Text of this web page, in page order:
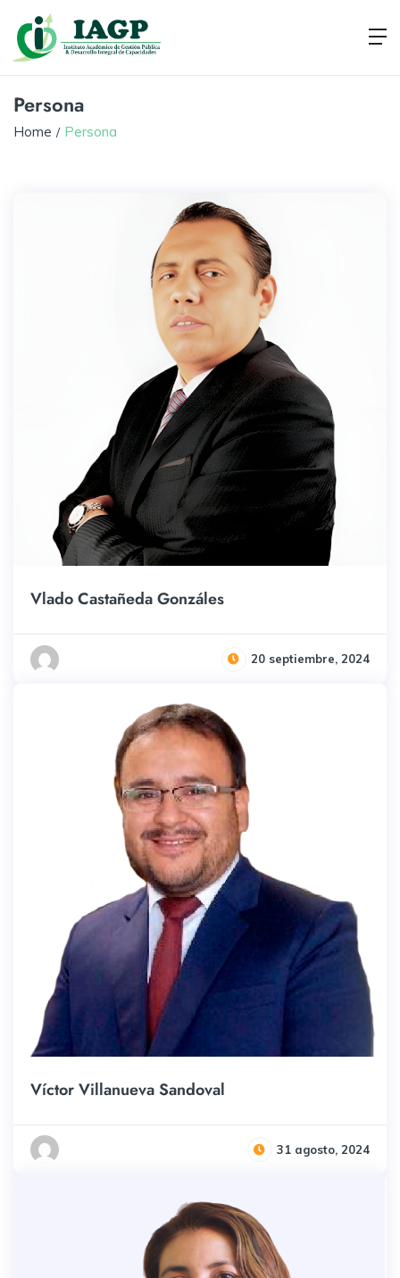
Persona
Home Persona
Vlado Castañeda Gonzáles
20 septiembre, 2024
Víctor Villanueva Sandoval
31 agosto, 2024